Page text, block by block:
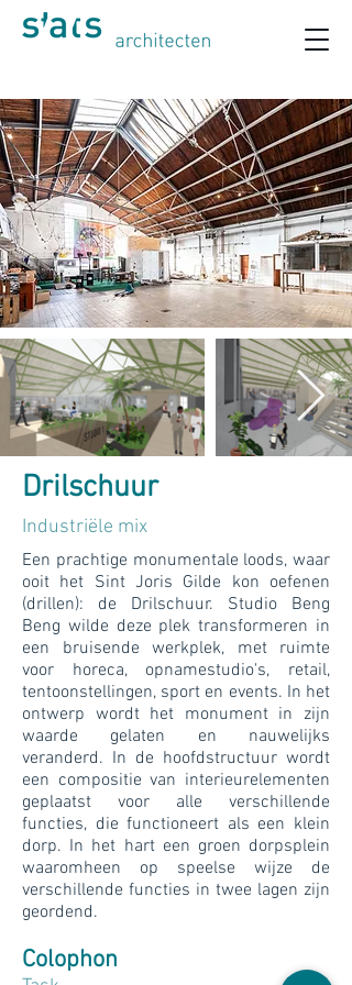
Drilschuur
Industriële mix
Een prachtige monumentale loods, waar
ooit het Sint Joris Gilde kon oefenen
(drillen): de Drilschuur. Studio Beng
Beng wilde deze plek transformeren in
een bruisende werkplek, met ruimte
voor horeca, opnamestudio's, retail,
tentoonstellingen, sport en events. In het
ontwerp wordt het monument in zijn
waarde gelaten en nauwelijks
veranderd. In de hoofdstructuur wordt
een compositie van interieurelementen
geplaatst voor alle verschillende
functies, die functioneert als een klein
dorp. In het hart een groen dorpsplein
waaromheen op speelse wijze de
verschillende functies in twee lagen zijn
geordend.
Colophon